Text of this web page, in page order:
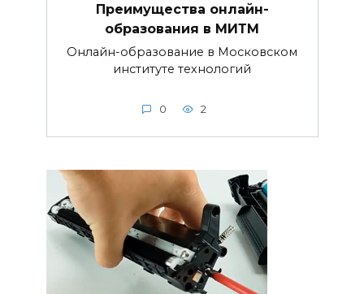
Преимущества онлайн-
образования в МИТМ
Онлайн-образование в Московском
институте технологий
0 2